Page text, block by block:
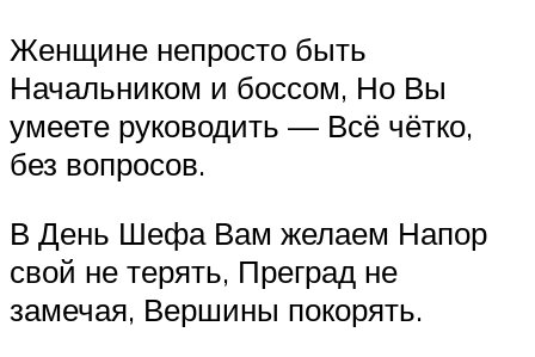
Женщине непросто быть
Начальником и боссом, Но Вы
умеете руководить — Всё чётко,
без вопросов.
В День Шефа Вам желаем Напор
свой не терять, Преград не
замечая, Вершины покорять.